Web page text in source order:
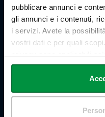
pubblicare annunci e
gli annunci e i contenuti,
i servizi. Avete la
vostri dati e per quali
in cui avete effettuato le
modificare o revocare il
momento dalla
Link
Via del
00165
P. IVA: